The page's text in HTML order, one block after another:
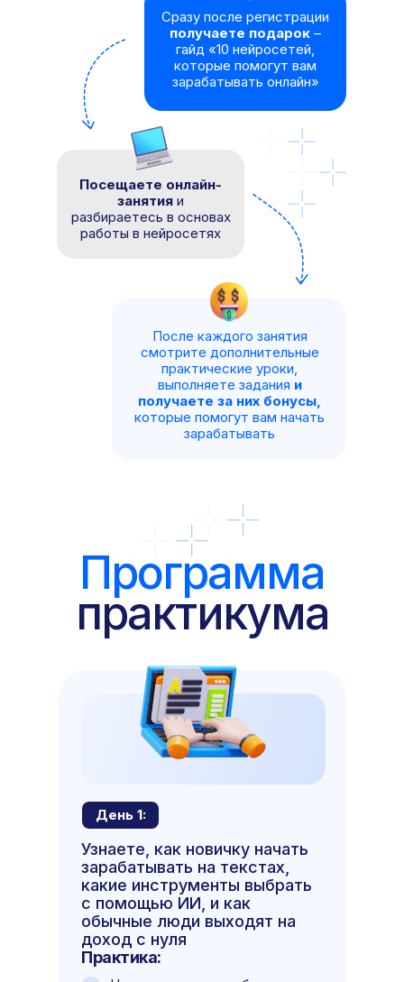
Посещаете онлайн-
занятия и
разбираетесь в основах
работы в нейросетях
После каждого занятия
смотрите дополнительные
практические уроки,
выполняете задания и
получаете за них бонусы,
которые помогут вам начать
зарабатывать
Сразу после регистрации
получаете подарок –
гайд «10 нейросетей,
которые помогут вам
зарабатывать онлайн»
Программа
практикума
Практика:
Узнаете, как новичку начать
зарабатывать на текстах,
какие инструменты выбрать
с помощью ИИ, и как
обычные люди выходят на
доход с нуля
День 1: